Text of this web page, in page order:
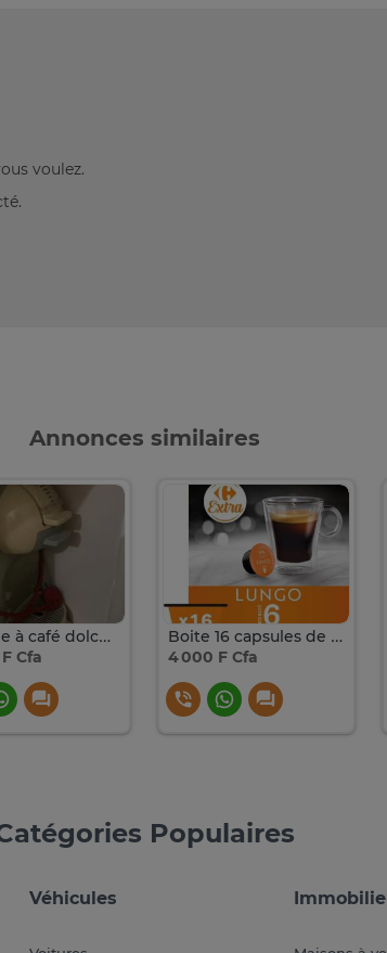
voulez.
Annonces similaires
Machine à café dolce gousto
Cfa
Boite 16 capsules de Café LUNGO pour Dolce Gusto
4 000 F Cfa
Populaires
Véhicules